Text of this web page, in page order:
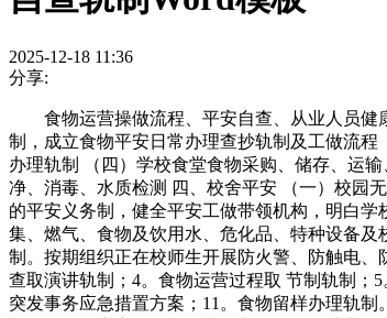
2025-12-18 11:36
分享:
食物运营操做流程、平安自查、从业人员健
制，成立食物平安日常办理查抄轨制及工做流
办理轨制 （四）学校食堂食物采购、储存、运
净、消毒、水质检测 四、校舍平安 （一）校园
的平安义务制，健全平安工做带领机构，明白
集、燃气、食物及饮用水、危化品、特种设备
制。按期组织正在校师生开展防火警、防触电
查取演讲轨制；4。食物运营过程取 节制轨制；
突发事务应急措置方案；11。食物留样办理轨